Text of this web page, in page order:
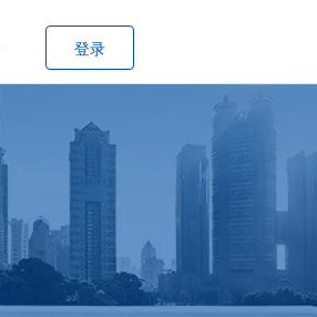
登录